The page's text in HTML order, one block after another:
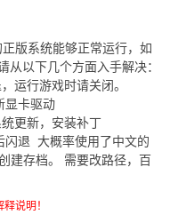
版系统能够正常运行，如
以下几个方面入手解决：
运行游戏时请关闭。
卡驱动
更新，安装补丁
退 大概率使用了中文的
建存档。 需要改路径，百
说明！